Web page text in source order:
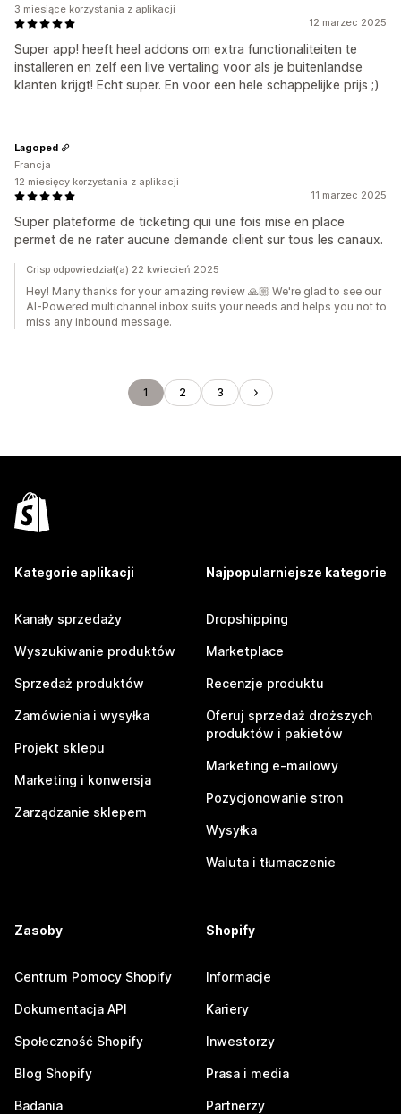
12 marzec 2025
Super app! heeft heel addons om extra functionaliteiten te
installeren en zelf een live vertaling voor als je buitenlandse
klanten krijgt! Echt super. En voor een hele schappelijke prijs ;)
3 miesiące korzystania z aplikacji
11 marzec 2025
Super plateforme de ticketing qui une fois mise en place
permet de ne rater aucune demande client sur tous les canaux.
Lagoped
Francja
12 miesięcy korzystania z aplikacji
Crisp odpowiedział(a) 22 kwiecień 2025
Hey! Many thanks for your amazing review 🙏🏼 We're glad to see our
AI-Powered multichannel inbox suits your needs and helps you not to
miss any inbound message.
1 2 3
Kategorie aplikacji
Kanały sprzedaży
Wyszukiwanie produktów
Sprzedaż produktów
Zamówienia i wysyłka
Projekt sklepu
Marketing i konwersja
Zarządzanie sklepem
Najpopularniejsze kategorie
Dropshipping
Marketplace
Recenzje produktu
Oferuj sprzedaż droższych
produktów i pakietów
Marketing e-mailowy
Pozycjonowanie stron
Wysyłka
Waluta i tłumaczenie
Zasoby
Centrum Pomocy Shopify
Dokumentacja API
Społeczność Shopify
Blog Shopify
Badania
Shopify
Informacje
Kariery
Inwestorzy
Prasa i media
Partnerzy